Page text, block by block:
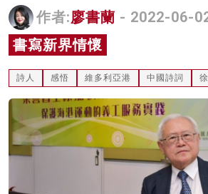
名家榜
灼見活動
關於我們
作者:廖書蘭 - 2022-06-
書寫新界情懷
詩人 感悟 維多利亞港 中國詩詞